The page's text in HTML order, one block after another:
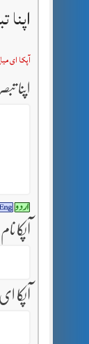
آپکا ای
اپنا
آپکا نام
آپکا